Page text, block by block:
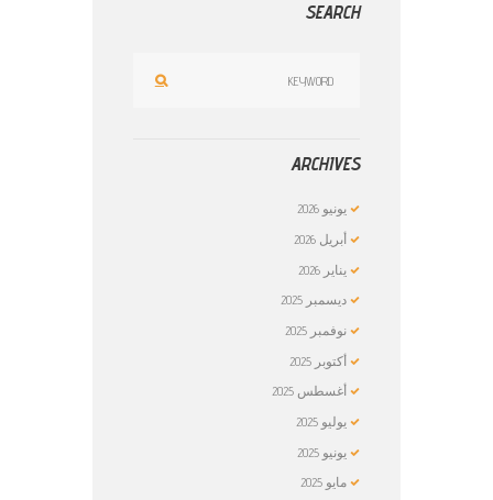
SEARCH
ARCHIVES
يونيو2026
أبريل2026
يناير2026
ديسمبر2025
نوفمبر2025
أكتوبر2025
أغسطس2025
يوليو2025
يونيو2025
مايو2025